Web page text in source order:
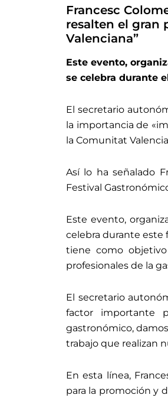
Francesc
resalten el gran
Valenciana”
Este evento,
se celebra durante
El secretario
la importancia de
la Comunitat
Así lo ha señalado
Festival
Este evento,
celebra durante este
tiene como
profesionales de la
El secretario
factor importante
gastronómico,
trabajo que realizan
En esta línea,
para la promoción y